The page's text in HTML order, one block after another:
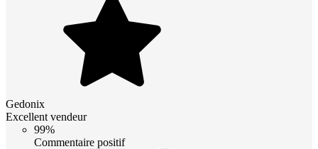
Gedonix
Excellent vendeur
99%
Commentaire positif